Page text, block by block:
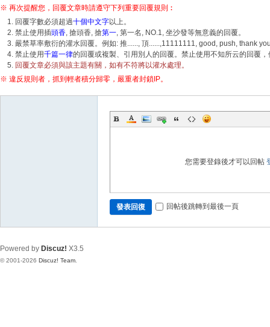
※ 再次提醒您，回覆文章時請遵守下列重要回覆規則︰
回覆字數必須超過十個中文字以上。
禁止使用插頭香, 搶頭香, 搶第一, 第一名, NO.1, 坐沙發等無意義的回覆。
嚴禁草率敷衍的灌水回覆。例如: 推......, 頂......,11111111, good, push, thank
禁止使用千篇一律的回覆或複製、引用別人的回覆。禁止使用不知所云的回覆
回覆文章必須與該主題有關，如有不符將以灌水處理。
※ 違反規則者，抓到輕者積分歸零，嚴重者封鎖IP。
您需要登錄後才可以回帖
發表回復 回帖後跳轉到最後一頁
Powered by Discuz! X3.5
© 2001-2026 Discuz! Team